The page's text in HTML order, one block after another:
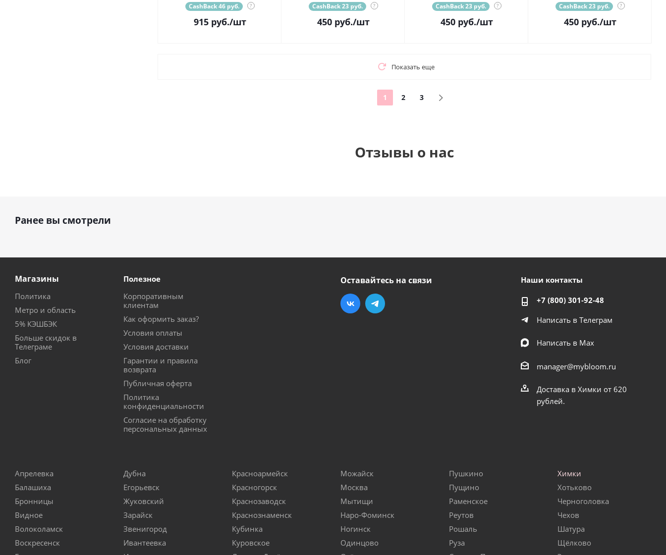
CashBack 46 руб. ?
915руб./шт
CashBack 23 руб. ?
450руб./шт
CashBack 23 руб. ?
450руб./шт
CashBack 23 руб. ?
450руб./шт
Показать еще
1 2 3
Отзывы о нас
Ранее вы смотрели
Магазины
Политика
Метро и область
5% КЭШБЭК
Больше скидок в
Телеграме
Блог
Полезное
Корпоративным
клиентам
Как оформить заказ?
Условия оплаты
Условия доставки
Гарантии и правила
возврата
Публичная оферта
Политика
конфиденциальности
Согласие на обработку
персональных данных
Оставайтесь на связи Наши контакты
+7 (800) 301-92-48
Написать в Телеграм
Написать в Мах
manager@mybloom.ru
Доставка в Химки от 620
рублей.
Апрелевка
Балашиха
Бронницы
Видное
Волоколамск
Воскресенск
Дубна
Егорьевск
Жуковский
Зарайск
Звенигород
Ивантеевка
Красноармейск
Красногорск
Краснозаводск
Краснознаменск
Кубинка
Куровское
Можайск
Москва
Мытищи
Наро-Фоминск
Ногинск
Одинцово
Пушкино
Пущино
Раменское
Реутов
Рошаль
Руза
Химки
Хотьково
Черноголовка
Чехов
Шатура
Щёлково